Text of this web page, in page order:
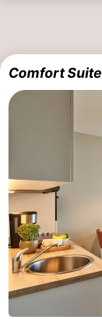
Comfort